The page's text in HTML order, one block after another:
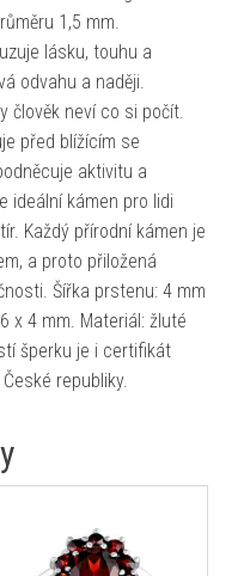
1,5 mm.
lásku, touhu a
odvahu a naději.
člověk neví co si počít.
před blížícím se
aktivitu a
ideální kámen pro lidi
Každý přírodní kámen je
a proto přiložená
Šířka prstenu: 4 mm
x 4 mm. Materiál: žluté
šperku je i certifikát
republiky.